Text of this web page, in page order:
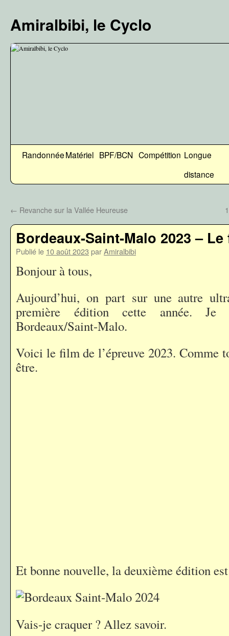
contenu
Amiralbibi, le Cyclo
RandonnéeMatériel BPF/BCN Compétition Longue
distance
← Revanche sur la Vallée Heureuse
Bordeaux-Saint-Malo 2023 –
Publié le 10 août 2023 parAmiralbibi
Bonjour à tous,
Aujourd’hui, on part sur une autre
première édition cette année.
Bordeaux/Saint-Malo.
Voici le film de l’épreuve 2023. Comme
être.
Et bonne nouvelle, la deuxième édition
Vais-je craquer ? Allez savoir.